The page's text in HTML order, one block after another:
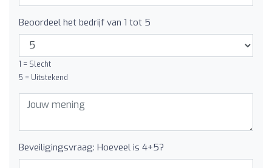
Beoordeel het bedrijf van 1 tot 5
1 = Slecht
5 = Uitstekend
Beveiligingsvraag: Hoeveel is 4+5?